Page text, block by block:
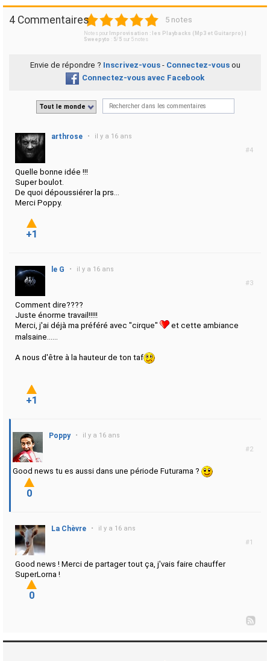
4 Commentaires
1 2 3 4 5 5 notes
Notes pour Improvisation : les Playbacks (Mp3 et Guitarpro) |
Sweepyto
5/ 5 sur 5 notes
Envie de répondre ? Inscrivez-vous- Connectez-vousou
Connectez-vous avec Facebook
Tout le monde
#4
arthrose • il y a 16 ans
Quelle bonne idée !!!
Super boulot.
De quoi dépoussiérer la prs...
Merci Poppy.
+1
#3
le G • il y a 16 ans
Comment dire????
Juste énorme travail!!!!!
Merci, j'ai déjà ma préféré avec "cirque"
et cette ambiance
malsaine......
A nous d'être à la hauteur de ton taf
+1
#2
Poppy • il y a 16 ans
Good news tu es aussi dans une période Futurama ?
0
#1
La Chèvre • il y a 16 ans
Good news ! Merci de partager tout ça, j'vais faire chauffer
SuperLorna !
0